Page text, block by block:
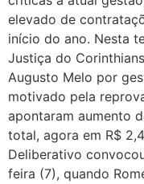
elevado de
início do ano. Nesta
Justiça do
Augusto Melo por
motivado pela
apontaram aumento
total, agora em R$
Deliberativo
feira (7), quando